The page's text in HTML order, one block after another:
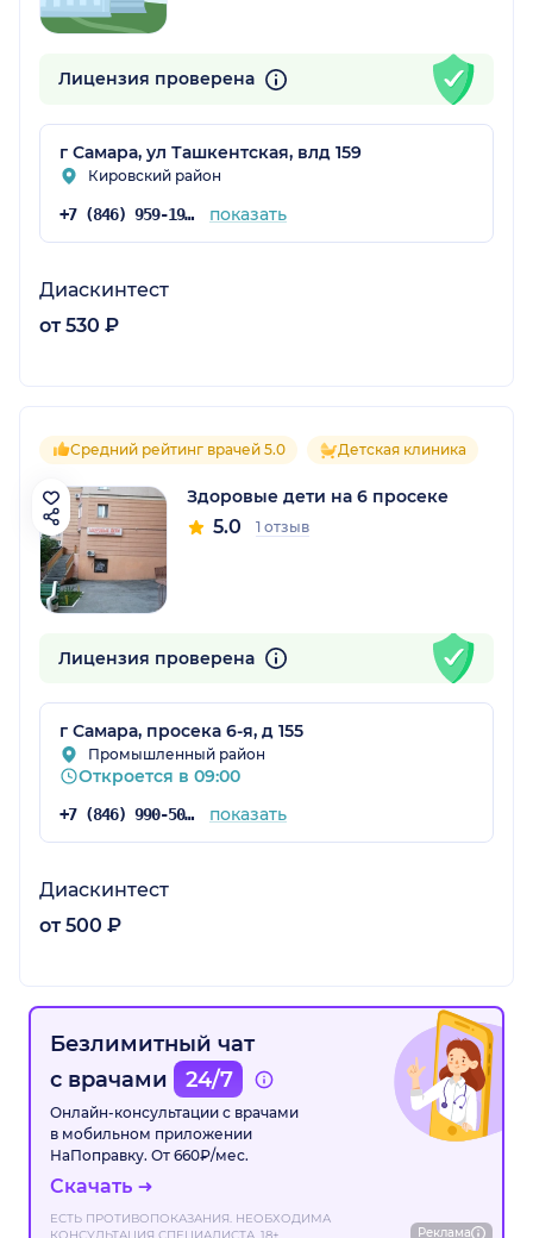
Лицензия проверена
г Самара, ул Ташкентская, влд 159
Кировский район
+7 (846) 959-19-10 показать
Диаскинтест
от 530 ₽
Средний рейтинг врачей 5.0 Детская клиника
Здоровые дети на 6 просеке
5.0 1 отзыв
Лицензия проверена
г Самара, просека 6-я, д 155
Промышленный район
Откроется в 09:00
+7 (846) 990-50-36 показать
Диаскинтест
от 500 ₽
Безлимитный чат
с врачами
24/7
Онлайн-консультации с врачами
в мобильном приложении
НаПоправку. От 660₽/мес.
Скачать
ЕСТЬ ПРОТИВОПОКАЗАНИЯ. НЕОБХОДИМА
КОНСУЛЬТАЦИЯ СПЕЦИАЛИСТА. 18+
Реклама